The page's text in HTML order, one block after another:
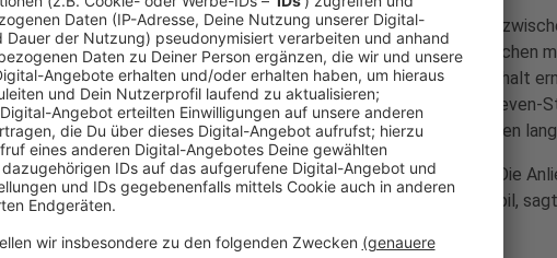
Die seit September laufenden Bauarbeiten an der Kreisstraße 44
Wachendorf stehen kurz vor dem Abschluss, teilt der Kreis Euskirchen
ist, müssen die letzten Arbeiten abgeschlossen sein. Um den Asphalt
deswegen während der Osterferien die Kreuzung an der Peter-Greven-
Bahnübergang gesperrt. Die Sperrung dauert die ganzen Osterferien
Nach Eschweiler werden Ausweichstrecken ausgeschildert sein. Die
bleiben über die Friedrich-Ebert-Straße und über Wachendorf mobil,
Anzeige